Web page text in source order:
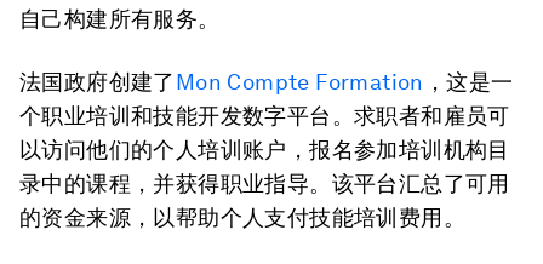
自己构建所有服务。
法国政府创建了Mon Compte Formation ，这是一
个职业培训和技能开发数字平台。求职者和雇员可
以访问他们的个人培训账户，报名参加培训机构目
录中的课程，并获得职业指导。该平台汇总了可用
的资金来源，以帮助个人支付技能培训费用。